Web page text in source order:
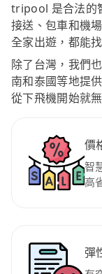
tripool 是合法的
接送、包車和機
全家出遊，都能
除了台灣，我們
南和泰國等地提
從下飛機開始就
價
智
高
彈